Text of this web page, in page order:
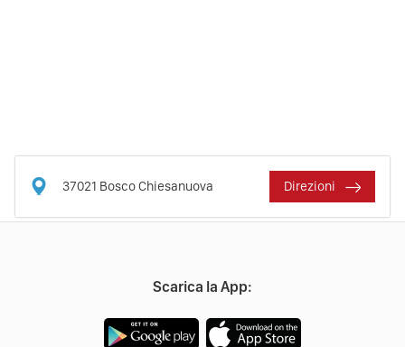
37021 Bosco Chiesanuova Direzioni
Scarica la App: